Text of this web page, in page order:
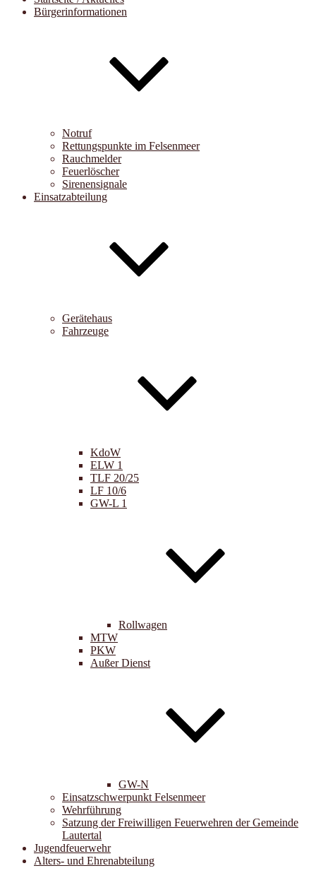
Bürgerinformationen
Notruf
Rettungspunkte im Felsenmeer
Rauchmelder
Feuerlöscher
Sirenensignale
Einsatzabteilung
Gerätehaus
Fahrzeuge
KdoW
ELW 1
TLF 20/25
LF 10/6
GW-L 1
Rollwagen
MTW
PKW
Außer Dienst
GW-N
Einsatzschwerpunkt Felsenmeer
Wehrführung
Satzung der Freiwilligen Feuerwehren der Gemeinde
Lautertal
Jugendfeuerwehr
Alters- und Ehrenabteilung